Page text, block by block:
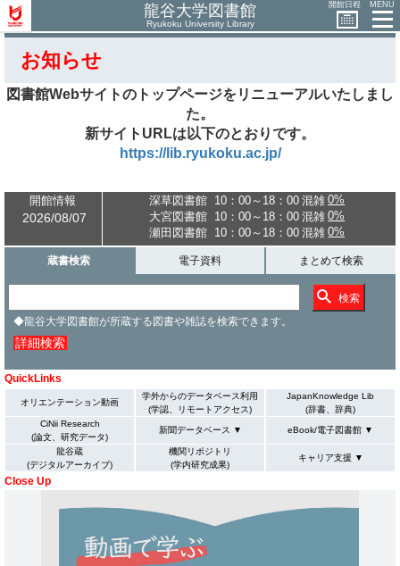
龍谷大学図書館
Ryukoku University Library
開館日程 MENU
お知らせ
図書館Webサイトのトップページをリニューアルいたしまし
た。
新サイトURLは以下のとおりです。
https://lib.ryukoku.ac.jp/
開館情報
2026/08/07
深草図書館
大宮図書館
瀬田図書館
10：00～18：00
10：00～18：00
10：00～18：00
混雑
混雑
混雑
0%
0%
0%
検索
蔵書検索
◆龍谷大学図書館が所蔵する図書や雑誌を検索できます。
詳細検索
電子資料 まとめて検索
QuickLinks
オリエンテーション動画
CiNii Research
(論文、研究データ)
龍谷蔵
(デジタルアーカイブ)
学外からのデータベース利用
(学認、リモートアクセス)
新聞データベース ▼
機関リポジトリ
(学内研究成果)
JapanKnowledge Lib
(辞書、辞典)
eBook/電子図書館 ▼
キャリア支援 ▼
Close Up